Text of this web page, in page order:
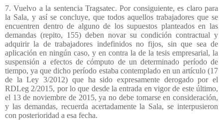
7. Vuelvo a la sentencia Tragsatec. Por consiguiente, es claro para
la Sala, y así se concluye, que todos aquellos trabajadores que se
encuentren dentro de alguno de los supuestos planteados en las
demandas (repito, 155) deben novar su condición contractual y
adquirir la de trabajadores indefinidos no fijos, sin que sea de
aplicación en ningún caso, y en contra la de la tesis empresarial, la
suspensión a efectos de cómputo de un determinado período de
tiempo, ya que dicho período estaba contemplado en un artículo (17
de la Ley 3/2012) que ha sido expresamente derogado por el
RDLeg 2/2015, por lo que desde la entrada en vigor de este último,
el 13 de noviembre de 2015, ya no debe tomarse en consideración,
y las demandas, recuerda acertadamente la Sala, se interpusieron
con posterioridad a esa fecha.